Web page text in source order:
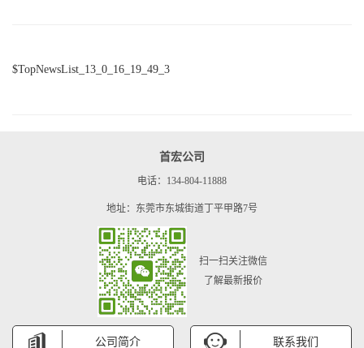
$TopNewsList_13_0_16_19_49_3
首宏公司
电话：134-804-11888
地址：东莞市东城街道丁平甲路7号
扫一扫关注微信
了解最新报价
公司简介 联系我们